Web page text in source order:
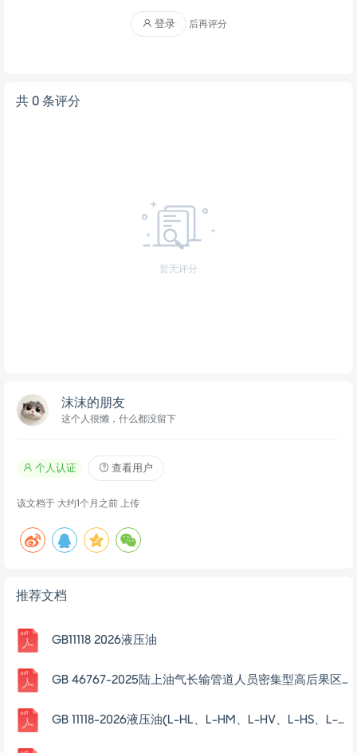
登录 后再评分
共 0 条评分
暂无评分
沫沫的朋友
这个人很懒，什么都没留下
个人认证 查看用户
该文档于 大约1个月之前 上传
推荐文档
GB11118 2026液压油
GB 46767-2025陆上油气长输管道人员密集型高后果区辨识与管理
GB 11118-2026液压油(L-HL、L-HM、L-HV、L-HS、L-HG)